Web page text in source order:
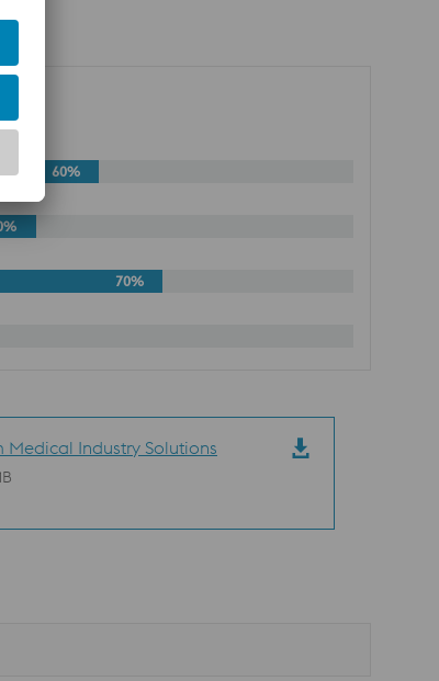
60%
70%
Medical Industry Solutions